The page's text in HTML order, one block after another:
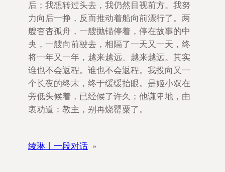
后；我想转过头去，我仍然目视前方。我努
力向后一挣，反而推动着船向前漂行了。两
艘杳杳孤舟，一艘抛锚停着，停在故事的中
央，一艘向前驶去，相隔了一天又一天，终
将一年又一年，越来越远、越来越远。其实
谁也不会返程。谁也不会返程。我投向又一
个长夜的终末，终于缓缓抬眼。是姬小双在
旁低头候着，已经候了许久；他谦卑地，由
衷劝道：教主，别再烧罂粟了。
绫琳丨一段对话 »